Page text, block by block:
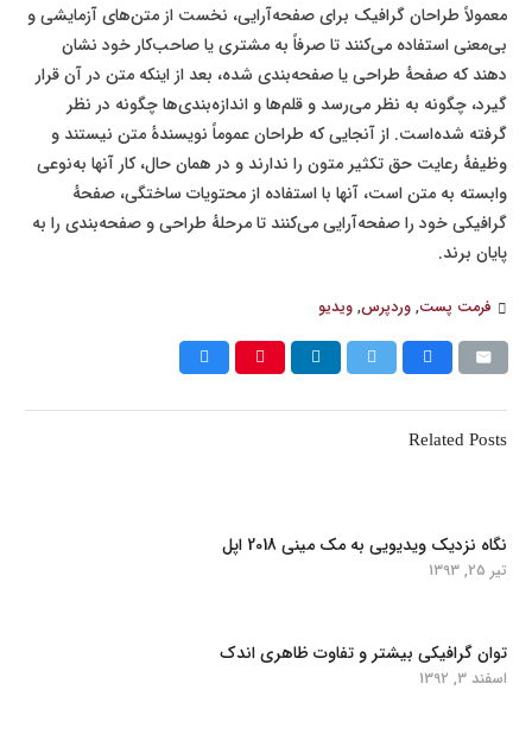
معمولاً طراحان گرافیک برای صفحه‌آرایی، نخست از متن‌های آزمایشی و
بی‌معنی استفاده می‌کنند تا صرفاً به مشتری یا صاحب‌کار خود نشان
دهند که صفحهٔ طراحی یا صفحه‌بندی شده، بعد از اینکه متن در آن قرار
گیرد، چگونه به نظر می‌رسد و قلم‌ها و اندازه‌بندی‌ها چگونه در نظر
گرفته شده‌است. از آنجایی که طراحان عموماً نویسندهٔ متن نیستند و
وظیفهٔ رعایت حق تکثیر متون را ندارند و در همان حال، کار آنها به‌نوعی
وابسته به متن است، آنها با استفاده از محتویات ساختگی، صفحهٔ
گرافیکی خود را صفحه‌آرایی می‌کنند تا مرحلهٔ طراحی و صفحه‌بندی را به
پایان برند.
فرمت پست,وردپرس,ویدیو
Related Posts
نگاه نزدیک ویدیویی به مک مینی 2018 اپل
تیر 25, 1393
توان گرافیکی بیشتر و تفاوت ظاهری اندک
اسفند 3, 1392